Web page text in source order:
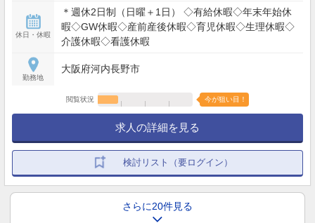
休日・休暇
＊週休2日制（日曜＋1日） ◇有給休暇◇年末年始休
暇◇GW休暇◇産前産後休暇◇育児休暇◇生理休暇◇
介護休暇◇看護休暇
勤務地
大阪府河内長野市
閲覧状況 今が狙い目！
求人の詳細を見る
検討リスト（要ログイン）
さらに20件見る